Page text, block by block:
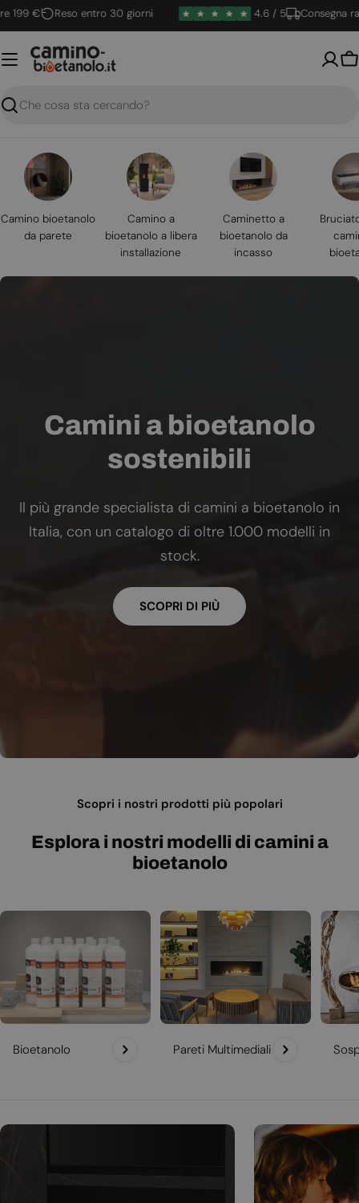
Vai
al
contenuto
€ Reso entro 30 giorni 4.6 / 5 Consegna rapida
Ricerca
Camino bioetanolo
da parete
Camino a
bioetanolo a libera
installazione
Caminetto a
bioetanolo da
incasso
Camini a bioetanolo
sostenibili
Il più grande specialista di camini a bioetanolo in
Italia, con un catalogo di oltre 1.000 modelli in
stock.
SCOPRI DI PIÙ
Scopri i nostri prodotti più popolari
Esplora i nostri modelli di camini a
bioetanolo
Bioetanolo Pareti Multimediali